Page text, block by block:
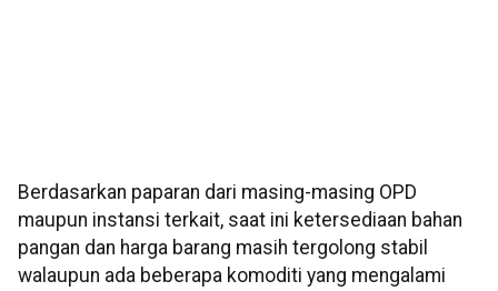
Berdasarkan paparan dari masing-masing OPD
maupun instansi terkait, saat ini ketersediaan bahan
pangan dan harga barang masih tergolong stabil
walaupun ada beberapa komoditi yang mengalami